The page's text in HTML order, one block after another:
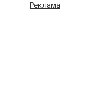
Реклама